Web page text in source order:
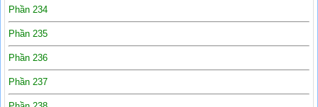
Phần 234
Phần 235
Phần 236
Phần 237